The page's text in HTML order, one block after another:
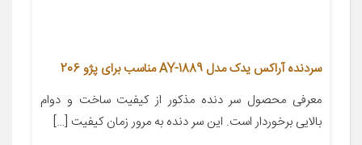
سردنده آراکس یدک مدل AY-1889 مناسب برای پژو 206
معرفی محصول سر دنده مذکور از کیفیت ساخت و دوام
بالایی برخوردار است. این سر دنده به مرور زمان کیفیت […]